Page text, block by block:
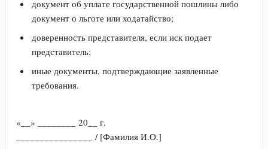
документ об уплате государственной пошлины либо
документ о льготе или ходатайство;
доверенность представителя, если иск подает
представитель;
иные документы, подтверждающие заявленные
требования.
«__» ________ 20__ г.
________________ / [Фамилия И.О.]